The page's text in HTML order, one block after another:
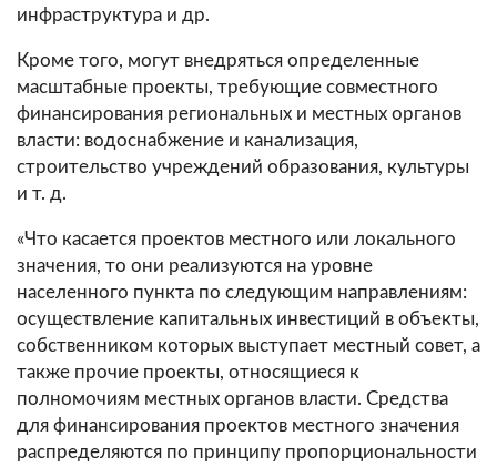
инфраструктура и др.
Кроме того, могут внедряться определенные
масштабные проекты, требующие совместного
финансирования региональных и местных органов
власти: водоснабжение и канализация,
строительство учреждений образования, культуры
и т. д.
«Что касается проектов местного или локального
значения, то они реализуются на уровне
населенного пункта по следующим направлениям:
осуществление капитальных инвестиций в объекты,
собственником которых выступает местный совет, а
также прочие проекты, относящиеся к
полномочиям местных органов власти. Средства
для финансирования проектов местного значения
распределяются по принципу пропорциональности